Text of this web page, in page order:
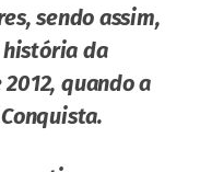
sendo assim,
da
quando a